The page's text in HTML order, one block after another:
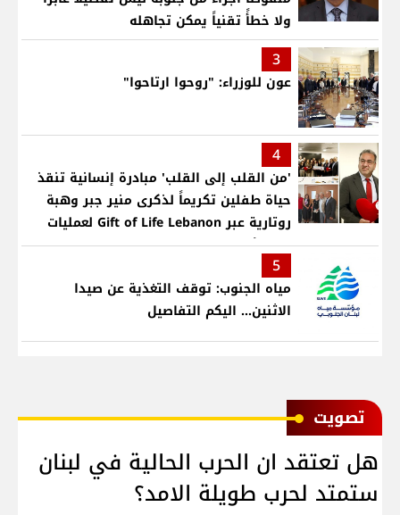
ولا خطأً تقنياً يمكن تجاهله
3
عون للوزراء: "روحوا ارتاحوا"
4
'من القلب إلى القلب' مبادرة إنسانية تنقذ
حياة طفلين تكريماً لذكرى منير جبر وهبة
روتارية عبر Gift of Life Lebanon لعمليات
قلب لأطفال في مستشفى حمود الجامعي
5
مياه الجنوب: توقف التغذية عن صيدا
الاثنين... اليكم التفاصيل
ﺗﺼﻮﻳﺖ
هل تعتقد ان الحرب الحالية في لبنان
ستمتد لحرب طويلة الامد؟